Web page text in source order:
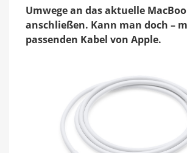
hat
einfach
für
alles
Umwege an das aktuelle
anschließen. Kann man doch –
passenden Kabel von Apple.